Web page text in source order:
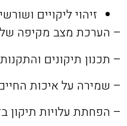
זיהוי ליקויים
– הערכת מצב מקיפה
– תכנון תיקונים
– שמירה על איכות
– הפחתת עלויות תיקון